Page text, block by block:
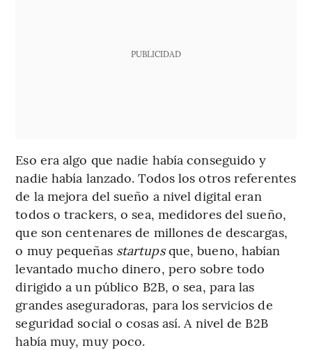
PUBLICIDAD
Eso era algo que nadie había conseguido y
nadie había lanzado. Todos los otros referentes
de la mejora del sueño a nivel digital eran
todos o trackers, o sea, medidores del sueño,
que son centenares de millones de descargas,
o muy pequeñas startupsque, bueno, habían
levantado mucho dinero, pero sobre todo
dirigido a un público B2B, o sea, para las
grandes aseguradoras, para los servicios de
seguridad social o cosas así. A nivel de B2B
había muy, muy poco.